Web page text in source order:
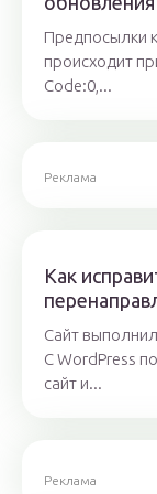
Предпосылки
происходит
Code:0,...
Реклама
Как
Сайт
С WordPress
сайт и...
Реклама